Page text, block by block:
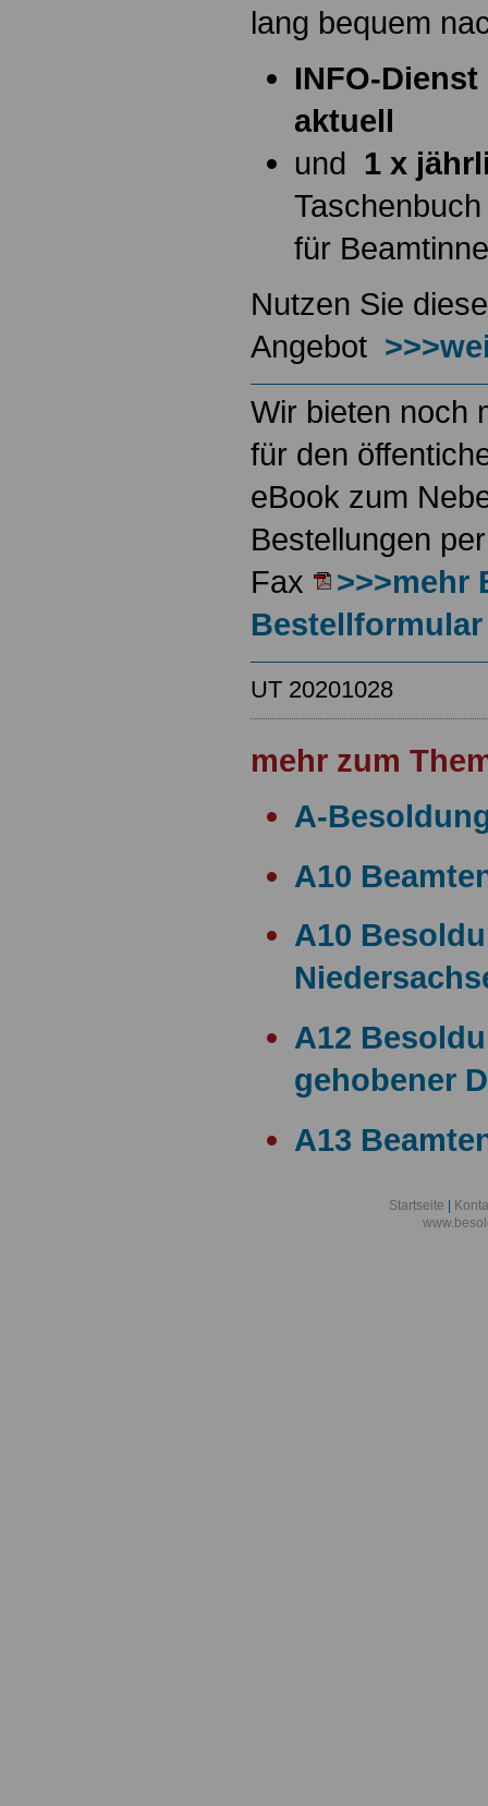
lang bequem
INFO-
aktuell
und 1 x
Taschenbuch
für
Nutzen Sie
Angebot
Wir bieten noch
für den
eBook zum
Bestellungen
Fax
>>>mehr
Bestellformular
UT 20201028
mehr zum
A-
A10
A10
A12
gehobener
A13
A13
Startseite